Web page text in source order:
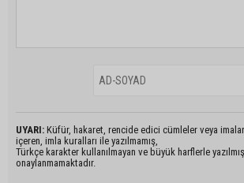
UYARI: Küfür, hakaret, rencide edici cümleler veya
içeren, imla kuralları ile yazılmamış,
Türkçe karakter kullanılmayan ve büyük harflerle
onaylanmamaktadır.